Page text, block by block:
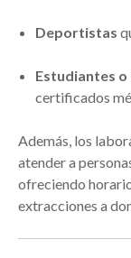
Deportistas
Estudiantes
certificados
Además, los
atender a
ofreciendo
extracciones a